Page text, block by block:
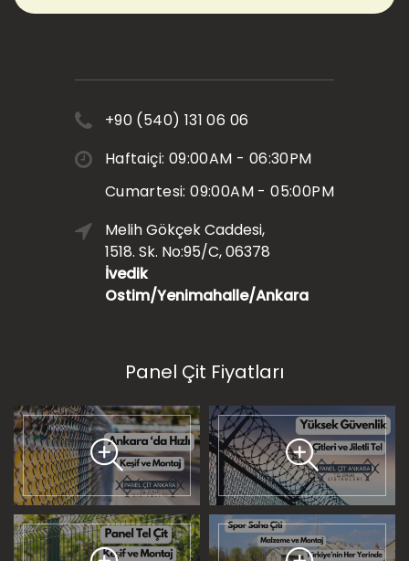
+90 (540) 131 06 06
Haftaiçi: 09:00AM - 06:30PM
Cumartesi: 09:00AM - 05:00PM
Melih Gökçek Caddesi,
1518. Sk. No:95/C, 06378
İvedik
Ostim/Yenimahalle/Ankara
Panel Çit Fiyatları